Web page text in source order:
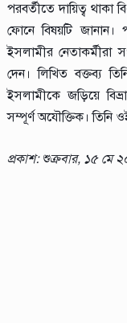
পরবর্তীতে দায়িত্ব
ফোনে বিষয়টি জানান।
ইসলামীর নেতাকর্মীরা
দেন। লিখিত বক্তব্য
ইসলামীকে জড়িয়ে
সম্পূর্ণ অযৌক্তিক। তিনি
প্রকাশ: শুক্রবার, ১৫ মে